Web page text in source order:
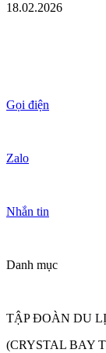
18.02.2026
Gọi điện
Zalo
Nhắn tin
Danh mục
TẬP ĐOÀN DU
(CRYSTAL BAY